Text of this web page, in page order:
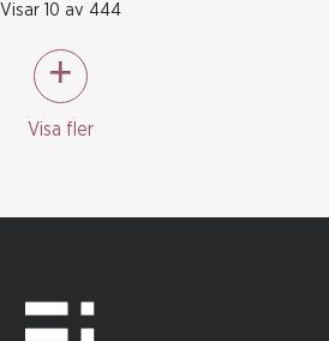
Visar 10 av 444
Visa fler